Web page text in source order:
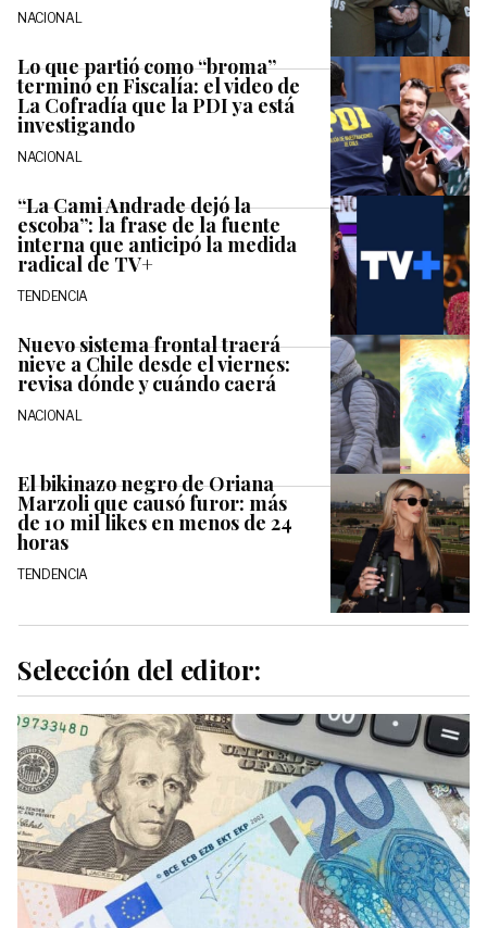
NACIONAL
Lo que partió como “broma”
terminó en Fiscalía: el video de
La Cofradía que la PDI ya está
investigando
NACIONAL
“La Cami Andrade dejó la
escoba”: la frase de la fuente
interna que anticipó la medida
radical de TV+
TENDENCIA
Nuevo sistema frontal traerá
nieve a Chile desde el viernes:
revisa dónde y cuándo caerá
NACIONAL
El bikinazo negro de Oriana
Marzoli que causó furor: más
de 10 mil likes en menos de 24
horas
TENDENCIA
Selección del editor: